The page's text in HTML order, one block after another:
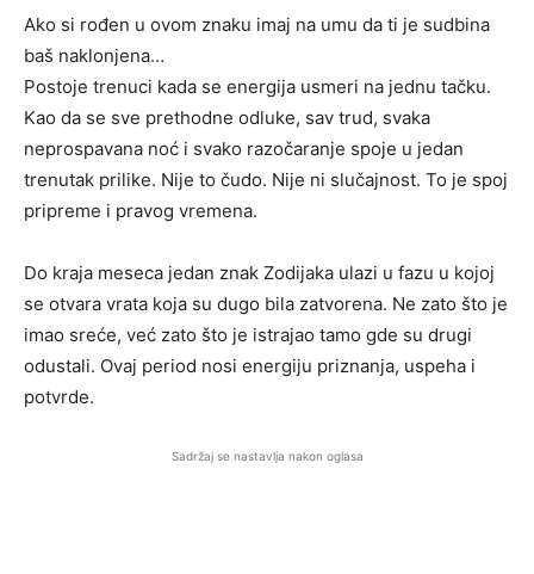
Ako si rođen u ovom znaku imaj na umu da ti je sudbina
baš naklonjena…
Postoje trenuci kada se energija usmeri na jednu tačku.
Kao da se sve prethodne odluke, sav trud, svaka
neprospavana noć i svako razočaranje spoje u jedan
trenutak prilike. Nije to čudo. Nije ni slučajnost. To je spoj
pripreme i pravog vremena.
Do kraja meseca jedan znak Zodijaka ulazi u fazu u kojoj
se otvara vrata koja su dugo bila zatvorena. Ne zato što je
imao sreće, već zato što je istrajao tamo gde su drugi
odustali. Ovaj period nosi energiju priznanja, uspeha i
potvrde.
Sadržaj se nastavlja nakon oglasa